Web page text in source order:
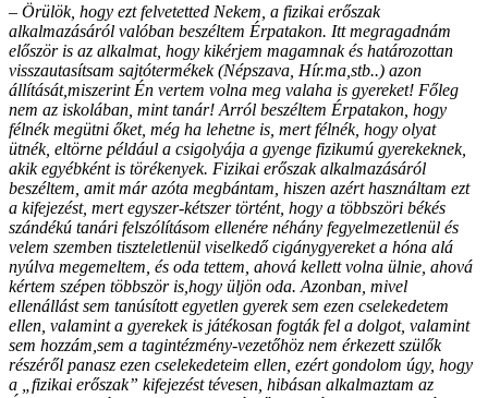
– Örülök, hogy ezt felvetetted Nekem, a fizikai erőszak
alkalmazásáról valóban beszéltem Érpatakon. Itt megragadnám
először is az alkalmat, hogy kikérjem magamnak és határozottan
visszautasítsam sajtótermékek (Népszava, Hír.ma,stb..) azon
állítását,miszerint Én vertem volna meg valaha is gyereket! Főleg
nem az iskolában, mint tanár! Arról beszéltem Érpatakon, hogy
félnék megütni őket, még ha lehetne is, mert félnék, hogy olyat
ütnék, eltörne például a csigolyája a gyenge fizikumú gyerekeknek,
akik egyébként is törékenyek. Fizikai erőszak alkalmazásáról
beszéltem, amit már azóta megbántam, hiszen azért használtam ezt
a kifejezést, mert egyszer-kétszer történt, hogy a többszöri békés
szándékú tanári felszólításom ellenére néhány fegyelmezetlenül és
velem szemben tiszteletlenül viselkedő cigánygyereket a hóna alá
nyúlva megemeltem, és oda tettem, ahová kellett volna ülnie, ahová
kértem szépen többször is,hogy üljön oda. Azonban, mivel
ellenállást sem tanúsított egyetlen gyerek sem ezen cselekedetem
ellen, valamint a gyerekek is játékosan fogták fel a dolgot, valamint
sem hozzám,sem a tagintézmény-vezetőhöz nem érkezett szülők
részéről panasz ezen cselekedeteim ellen, ezért gondolom úgy, hogy
a „fizikai erőszak” kifejezést tévesen, hibásan alkalmaztam az